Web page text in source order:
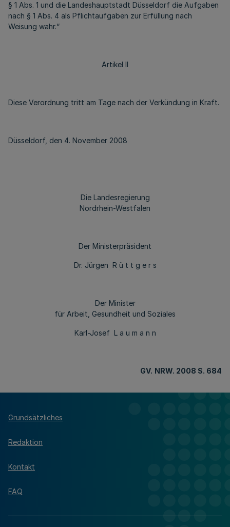
§ 1 Abs. 1 und die Landeshauptstadt Düsseldorf die Aufgaben
nach § 1 Abs. 4 als Pflichtaufgaben zur Erfüllung nach
Weisung wahr.“
Artikel II
Diese Verordnung tritt am Tage nach der Verkündung in Kraft.
Düsseldorf, den 4. November 2008
Die Landesregierung
Nordrhein-Westfalen
Der Ministerpräsident
Dr. Jürgen R ü t t g e r s
Der Minister
für Arbeit, Gesundheit und Soziales
Karl-Josef L a u m a n n
GV. NRW. 2008 S. 684
Grundsätzliches
Redaktion
Kontakt
FAQ